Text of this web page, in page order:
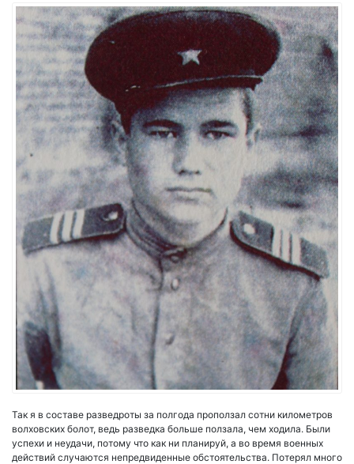
Так я в составе разведроты за полгода проползал сотни километров
волховских болот, ведь разведка больше ползала, чем ходила. Были
успехи и неудачи, потому что как ни планируй, а во время военных
действий случаются непредвиденные обстоятельства. Потерял много